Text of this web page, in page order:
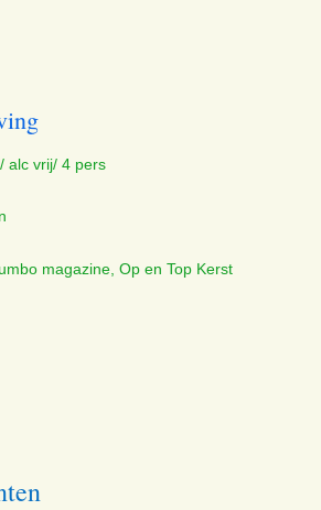
alc vrij/ 4 pers
magazine, Op en Top Kerst